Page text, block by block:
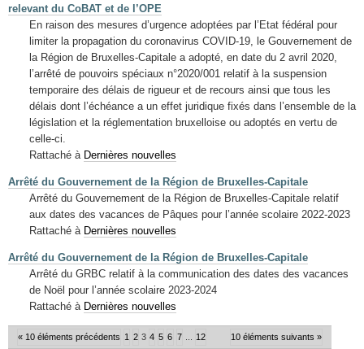
relevant du CoBAT et de l’OPE
En raison des mesures d’urgence adoptées par l’Etat fédéral pour
limiter la propagation du coronavirus COVID-19, le Gouvernement de
la Région de Bruxelles-Capitale a adopté, en date du 2 avril 2020,
l’arrêté de pouvoirs spéciaux n°2020/001 relatif à la suspension
temporaire des délais de rigueur et de recours ainsi que tous les
délais dont l’échéance a un effet juridique fixés dans l’ensemble de la
législation et la réglementation bruxelloise ou adoptés en vertu de
celle-ci.
Rattaché à Dernières nouvelles
Arrêté du Gouvernement de la Région de Bruxelles-Capitale
Arrêté du Gouvernement de la Région de Bruxelles-Capitale relatif
aux dates des vacances de Pâques pour l’année scolaire 2022-2023
Rattaché à Dernières nouvelles
Arrêté du Gouvernement de la Région de Bruxelles-Capitale
Arrêté du GRBC relatif à la communication des dates des vacances
de Noël pour l’année scolaire 2023-2024
Rattaché à Dernières nouvelles
« 10 éléments précédents 10 éléments suivants »
1 2 3 4 5 6 7 12